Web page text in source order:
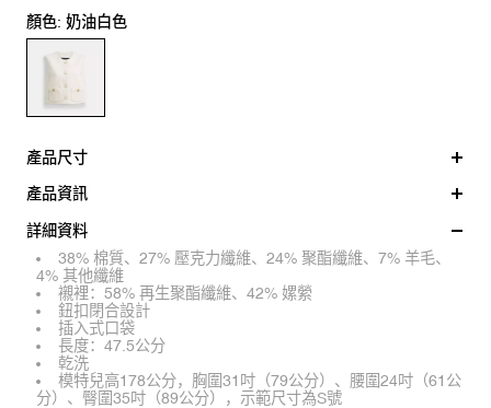
顏色: 奶油白色
產品尺寸
產品資訊
詳細資料
38% 棉質、27% 壓克力纖維、24% 聚酯纖維、7% 羊毛、
4% 其他纖維
襯裡：58% 再生聚酯纖維、42% 嫘縈
鈕扣閉合設計
插入式口袋
長度：47.5公分
乾洗
模特兒高178公分，胸圍31吋（79公分）、腰圍24吋（61公
分）、臀圍35吋（89公分），示範尺寸為S號